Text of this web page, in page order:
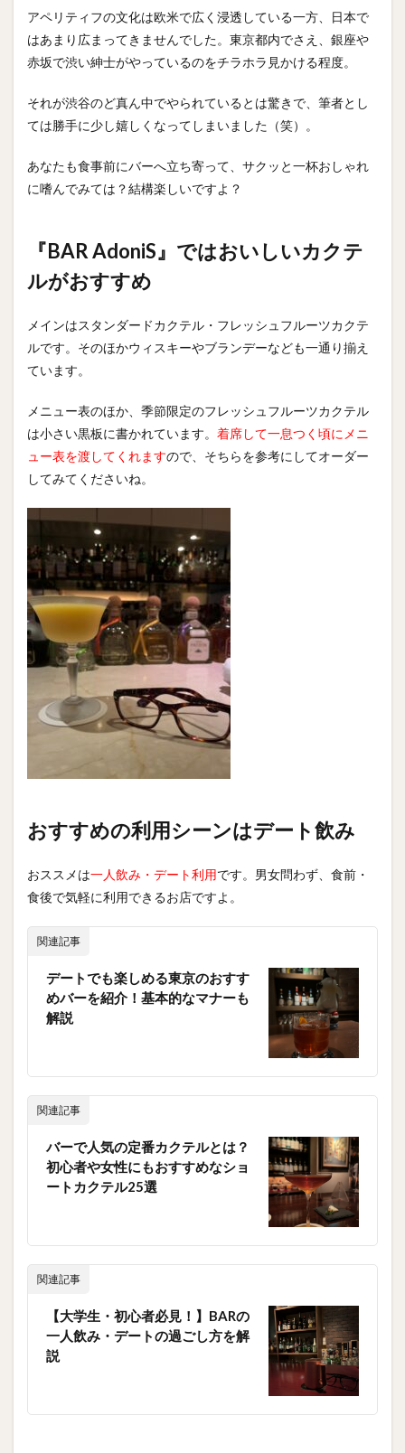
アペリティフの文化は欧米で広く浸透している一方、日本で
はあまり広まってきませんでした。東京都内でさえ、銀座や
赤坂で渋い紳士がやっているのをチラホラ見かける程度。
それが渋谷のど真ん中でやられているとは驚きで、筆者とし
ては勝手に少し嬉しくなってしまいました（笑）。
あなたも食事前にバーへ立ち寄って、サクッと一杯おしゃれ
に嗜んでみては？結構楽しいですよ？
『BAR AdoniS』ではおいしいカクテ
ルがおすすめ
メインはスタンダードカクテル・フレッシュフルーツカクテ
ルです。そのほかウィスキーやブランデーなども一通り揃え
ています。
メニュー表のほか、季節限定のフレッシュフルーツカクテル
は小さい黒板に書かれています。 着席して一息つく頃にメニ
ュー表を渡してくれますので、そちらを参考にしてオーダー
してみてくださいね。
おすすめの利用シーンはデート飲み
おススメは一人飲み・デート利用です。男女問わず、食前・
食後で気軽に利用できるお店ですよ。
関連記事
デートでも楽しめる東京のおすす
めバーを紹介！基本的なマナーも
解説
関連記事
バーで人気の定番カクテルとは？
初心者や女性にもおすすめなショ
ートカクテル25選
関連記事
【大学生・初心者必見！】BARの
一人飲み・デートの過ごし方を解
説